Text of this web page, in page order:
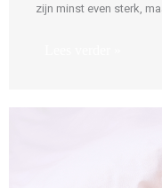
zijn minst even sterk,